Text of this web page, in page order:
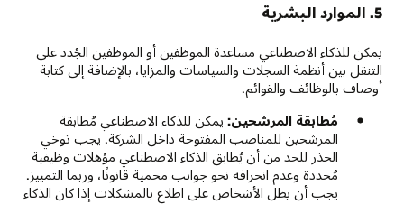
5. الموارد البشرية
يمكن للذكاء الاصطناعي مساعدة الموظفين أو الموظفين الجُدد على
التنقل بين أنظمة السجلات والسياسات والمزايا، بالإضافة إلى كتابة
أوصاف بالوظائف والقوائم.
مُطابقة المرشحين: يمكن للذكاء الاصطناعي مُطابقة
المرشحين للمناصب المفتوحة داخل الشركة. يجب توخي
الحذر للحد من أن يُطابق الذكاء الاصطناعي مؤهلات وظيفية
مُحددة وعدم انحرافه نحو جوانب محمية قانونًا، وربما التمييز.
يجب أن يظل الأشخاص على اطلاع بالمشكلات إذا كان الذكاء